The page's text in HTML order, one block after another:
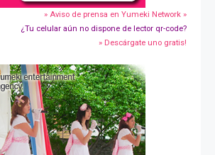
» Aviso de prensa en Yumeki Network »
¿Tu celular aún no dispone de lector qr-code?
» Descárgate uno gratis!